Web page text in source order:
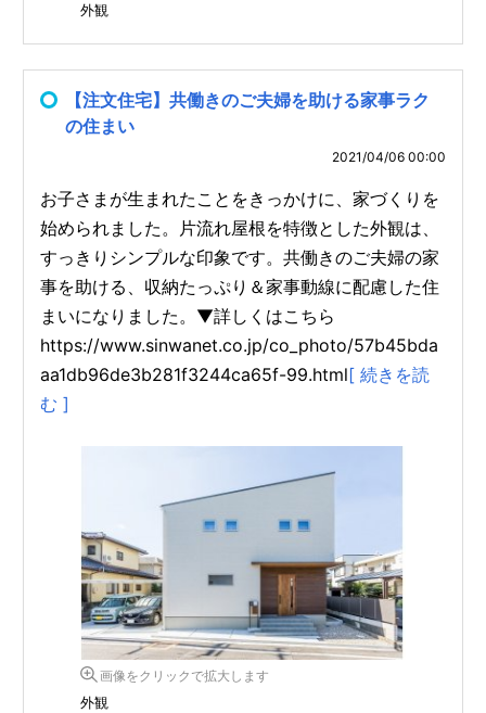
外観
【注文住宅】共働きのご夫婦を助ける家事ラク
の住まい
2021/04/06 00:00
お子さまが生まれたことをきっかけに、家づくりを
始められました。片流れ屋根を特徴とした外観は、
すっきりシンプルな印象です。共働きのご夫婦の家
事を助ける、収納たっぷり＆家事動線に配慮した住
まいになりました。▼詳しくはこちら
https://www.sinwanet.co.jp/co_photo/57b45bda
aa1db96de3b281f3244ca65f-99.html[ 続きを読
む ]
画像をクリックで拡大します
外観